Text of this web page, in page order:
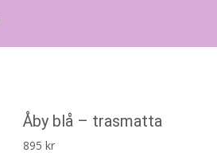
Åby blå – trasmatta
895kr